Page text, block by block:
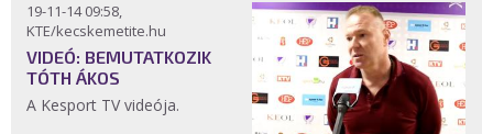
19-11-14 09:58,
KTE/kecskemetite.hu
VIDEÓ: BEMUTATKOZIK
TÓTH ÁKOS
A Kesport TV videója.